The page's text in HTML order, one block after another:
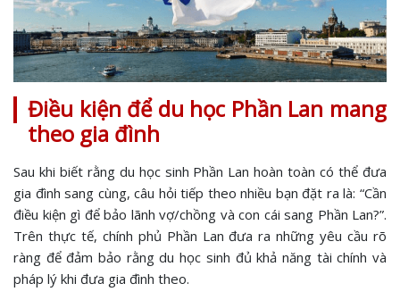
Điều kiện để du học Phần Lan mang
theo gia đình
Sau khi biết rằng du học sinh Phần Lan hoàn toàn có thể đưa
gia đình sang cùng, câu hỏi tiếp theo nhiều bạn đặt ra là: “Cần
điều kiện gì để bảo lãnh vợ/chồng và con cái sang Phần Lan?”.
Trên thực tế, chính phủ Phần Lan đưa ra những yêu cầu rõ
ràng để đảm bảo rằng du học sinh đủ khả năng tài chính và
pháp lý khi đưa gia đình theo.